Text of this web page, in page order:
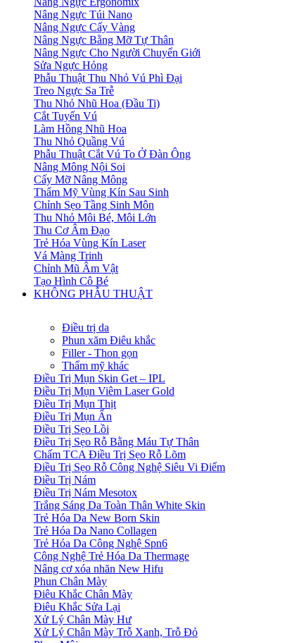
Nâng Ngực Túi Nano
Nâng Ngực Cấy Vàng
Nâng Ngực Bằng Mỡ Tự Thân
Nâng Ngực Cho Người Chuyển Giới
Sửa Ngực Hỏng
Phẫu Thuật Thu Nhỏ Vú Phì Đại
Treo Ngực Sa Trễ
Thu Nhỏ Nhũ Hoa (Đầu Ti)
Cắt Tuyến Vú
Làm Hồng Nhũ Hoa
Thu Nhỏ Quầng Vú
Phẫu Thuật Cắt Vú To Ở Đàn Ông
Nâng Mông Nội Soi
Cấy Mỡ Nâng Mông
Thẩm Mỹ Vùng Kín Sau Sinh
Chỉnh Sẹo Tầng Sinh Môn
Thu Nhỏ Môi Bé, Môi Lớn
Thu Cơ Âm Đạo
Trẻ Hóa Vùng Kín Laser
Vá Màng Trinh
Chỉnh Mũ Âm Vật
Tạo Hình Cô Bé
KHÔNG PHẪU THUẬT
Điều trị da
Phun xăm Điêu khắc
Filler - Thon gọn
Thẩm mỹ khác
Điều Trị Mụn Skin Get – IPL
Điều Trị Mụn Viêm Laser Gold
Điều Trị Mụn Thịt
Điều Trị Mụn Ẩn
Điều Trị Sẹo Lồi
Điều Trị Sẹo Rỗ Bằng Máu Tự Thân
Chấm TCA Điều Trị Sẹo Rỗ Lõm
Điều Trị Sẹo Rỗ Công Nghệ Siêu Vi Điểm
Điều Trị Nám
Điều Trị Nám Mesotox
Trắng Sáng Da Toàn Thân White Skin
Trẻ Hóa Da New Born Skin
Trẻ Hóa Da Nano Collagen
Trẻ Hóa Da Công Nghệ Spn6
Công Nghệ Trẻ Hóa Da Thermage
Nâng cơ xóa nhăn New Hifu
Phun Chân Mày
Điêu Khắc Chân Mày
Điêu Khắc Sửa Lại
Xử Lý Chân Mày Hư
Xử Lý Chân Mày Trỗ Xanh, Trỗ Đỏ